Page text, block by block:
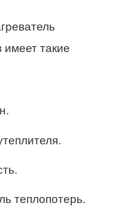
имеет такие
теплопотерь.